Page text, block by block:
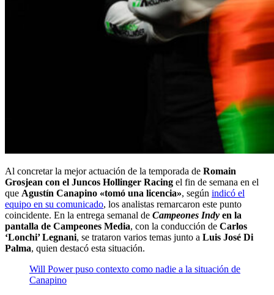
Al concretar la mejor actuación de la temporada de Romain
Grosjean con el Juncos Hollinger Racing el fin de semana en el
que Agustín Canapino «tomó una licencia», según indicó el
equipo en su comunicado, los analistas remarcaron este punto
coincidente. En la entrega semanal de Campeones Indy en la
pantalla de Campeones Media, con la conducción de Carlos
‘Lonchi’ Legnani, se trataron varios temas junto a Luis José Di
Palma, quien destacó esta situación.
Will Power puso contexto como nadie a la situación de
Canapino